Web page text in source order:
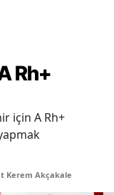
Rh+
için A Rh+
Kerem Akçakale